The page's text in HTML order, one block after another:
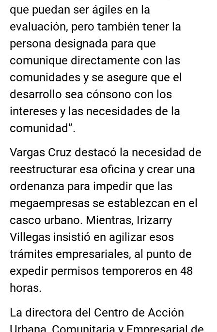
que puedan ser ágiles en la
evaluación, pero también tener la
persona designada para que
comunique directamente con las
comunidades y se asegure que el
desarrollo sea cónsono con los
intereses y las necesidades de la
comunidad”.
Vargas Cruz destacó la necesidad de
reestructurar esa oficina y crear una
ordenanza para impedir que las
megaempresas se establezcan en el
casco urbano. Mientras, Irizarry
Villegas insistió en agilizar esos
trámites empresariales, al punto de
expedir permisos temporeros en 48
horas.
La directora del Centro de Acción